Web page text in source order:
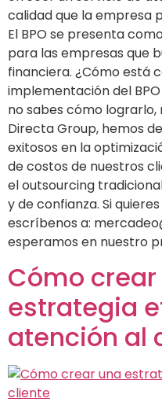
calidad que la empresa
El BPO se presenta
para las empresas que
financiera. ¿Cómo está
implementación del
no sabes cómo
Directa Group, hemos
exitosos en la
de costos de nuestros
el outsourcing
y de confianza. Si
escríbenos a:
esperamos en nuestro
Cómo
estrategia
atención al